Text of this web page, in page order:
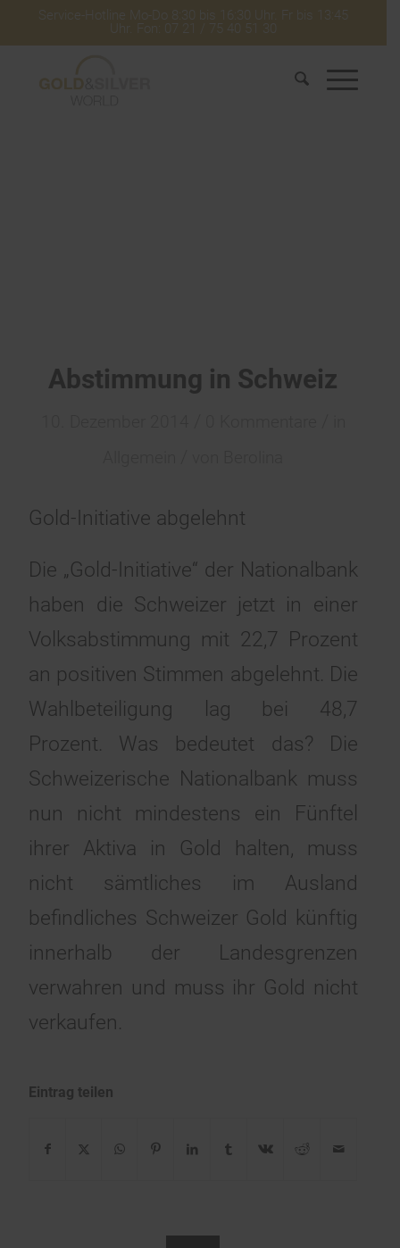
Service-Hotline Mo-Do 8:30 bis 16:30 Uhr. Fr bis 13:45
Uhr. Fon: 07 21 / 75 40 51 30
Abstimmung in Schweiz
Gold-Initiative abgelehnt
Die „Gold-Initiative“ der Nationalbank
haben die Schweizer jetzt in einer
Volksabstimmung mit 22,7 Prozent
an positiven Stimmen abgelehnt. Die
Wahlbeteiligung lag bei 48,7
Prozent. Was bedeutet das? Die
Schweizerische Nationalbank muss
nun nicht mindestens ein Fünftel
ihrer Aktiva in Gold halten, muss
nicht sämtliches im Ausland
befindliches Schweizer Gold künftig
innerhalb der Landesgrenzen
verwahren und muss ihr Gold nicht
verkaufen.
Eintrag teilen